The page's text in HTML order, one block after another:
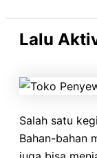
Lalu
Salah satu
Bahan-bahan